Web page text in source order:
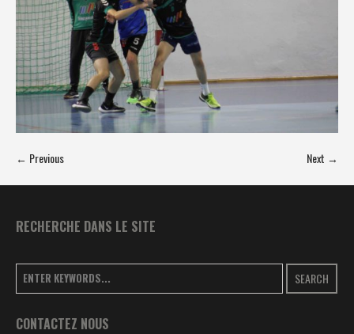
← Previous Next →
RECHERCHE DANS LE SITE
SEARCH
CONTACTEZ NOUS